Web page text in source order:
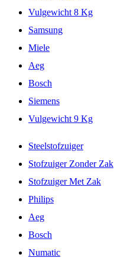
Vulgewicht 8 Kg
Samsung
Miele
Aeg
Bosch
Siemens
Vulgewicht 9 Kg
Steelstofzuiger
Stofzuiger Zonder Zak
Stofzuiger Met Zak
Philips
Aeg
Bosch
Numatic